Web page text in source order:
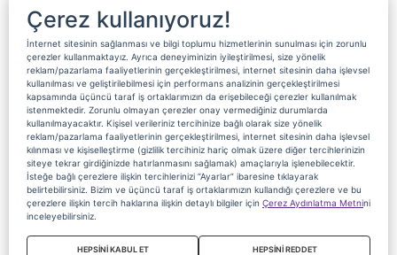
Çerez kullanıyoruz!
İnternet sitesinin sağlanması ve bilgi toplumu hizmetlerinin sunulması için zorunlu
çerezler kullanmaktayız. Ayrıca deneyiminizin iyileştirilmesi, size yönelik
reklam/pazarlama faaliyetlerinin gerçekleştirilmesi, internet sitesinin daha işlevsel
kullanılması ve geliştirilebilmesi için performans analizinin gerçekleştirilmesi
kapsamında üçüncü taraf iş ortaklarımızın da erişebileceği çerezler kullanılmak
istenmektedir. Zorunlu olmayan çerezler onay vermediğiniz durumlarda
kullanılmayacaktır. Kişisel verileriniz tercihinize bağlı olarak size yönelik
reklam/pazarlama faaliyetlerinin gerçekleştirilmesi, internet sitesinin daha işlevsel
kılınması ve kişiselleştirme (gizlilik tercihiniz hariç olmak üzere diğer tercihlerinizin
siteye tekrar girdiğinizde hatırlanmasını sağlamak) amaçlarıyla işlenebilecektir.
İsteğe bağlı çerezlere ilişkin tercihlerinizi “Ayarlar” ibaresine tıklayarak
belirtebilirsiniz. Bizim ve üçüncü taraf iş ortaklarımızın kullandığı çerezlere ve bu
çerezlere ilişkin tercih haklarına ilişkin detaylı bilgiler için Çerez Aydınlatma Metnini
inceleyebilirsiniz.
HEPSİNİ KABUL ET HEPSİNİ REDDET